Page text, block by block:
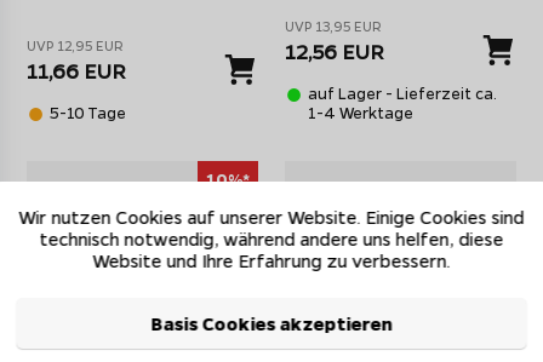
UVP 12,95 EUR
11,66 EUR
5-10 Tage
UVP 13,95 EUR
12,56 EUR
auf Lager - Lieferzeit ca.
1-4 Werktage
10%*
Wir nutzen Cookies auf unserer Website. Einige Cookies sind
technisch notwendig, während andere uns helfen, diese
Website und Ihre Erfahrung zu verbessern.
Basis Cookies akzeptieren